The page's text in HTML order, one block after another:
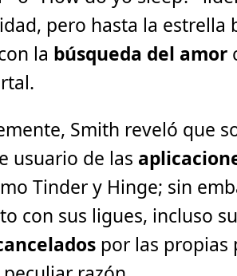
pero hasta la estrella
la búsqueda del amor
Smith reveló que
usuario de las
Tinder y Hinge; sin
con sus ligues, incluso
por las propias